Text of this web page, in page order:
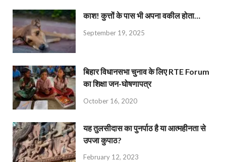
काश! कुत्तों के पास भी अपना वकील होता…
September 19, 2025
बिहार विधानसभा चुनाव के लिए RTE Forum
का शिक्षा जन-घोषणापत्र
October 16, 2020
यह तुलसीदास का पुनर्पाठ है या आत्महीनता से
उपजा कुपाठ?
February 12, 2023